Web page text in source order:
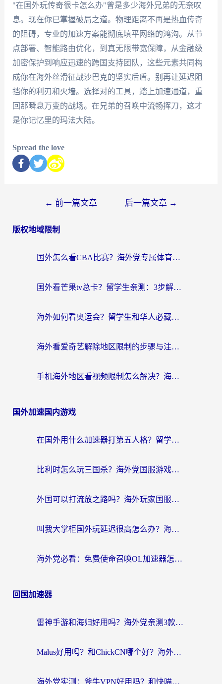
"在国外玩传奇很卡怎么办"曾是多少海外兄弟的无奈叹
息。现在你已掌握破局之道。物理距离不再是热血传奇
的阻碍，专业的加速方案能彻底填平网络的鸿沟。从节
点部署、智能路由优化，到真无限带宽保障，从金融级
加密保护到响应迅速的跨国支持团队，这些元素共同构
成你在海外丝滑征战沙巴克的坚实后盾。别再让延迟阻
挡你的利刃和火墙。选择对的工具，踏上加速通道，重
回那瞬息万变的战场。在兄弟的召唤中流畅挥刀，这才
是你记忆里的玛法大陆。
Spread the love
← 前一篇文章 后一篇文章 →
版权地域限制
国外怎么看CBA比赛？海外党专属体育直播指南，告别地区限制看球自由
国外看芒果tv总卡？留学生亲测：3步解决地域限制+流畅追剧攻略
海外如何看奥运会？留学生和华人必藏的体育赛事观看终极指南
海外看爱奇艺解除地区限制的步骤与注意事项详解：留学生必看的无卡顿追剧指南
手机海外地区看视频限制怎么解决？海外党追剧看片的实用指南
国外加速国内游戏
在国外用什么加速器打第五人格？留学生亲测：这6个功能才是关键！
比利时怎么玩三国杀？海外党国服游戏加速器终极指南（附问道CODOL优化方案）
外国可以打流放之路吗？海外玩家国服游戏畅玩终极指南（附实测推荐）
叫我大掌柜国外玩延迟很高怎么办？海外党亲测的国服游戏加速全攻略
海外党必看：免费使命召唤OL加速器怎么选？3个国服游戏加速痛点一次性解决
回国加速器
雷神手游和海归好用吗？海外党亲测3款热门回国加速器+番茄加速器深度体验
Malus好用吗？和ChickCN哪个好？海外党亲测：选对回国加速器，追剧游戏不卡顿
海外党实测：斧牛VPN好用吗？和快喵VPN对比哪个回国效果更好？附3款热门加速器深度分析